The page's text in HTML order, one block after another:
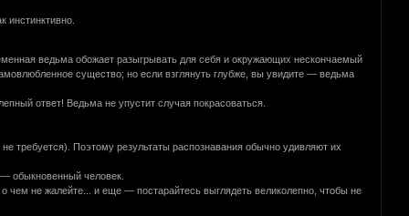
инстинктивно.
ведьма обожает разыгрывать для себя и окружающих нескончаемый
существо; но если взглянуть глубже, вы увидите — ведьма
ответ! Ведьма не упустит случая покрасоваться.
требуется). Поэтому результаты распознавания обычно удивляют их
обыкновенный человек.
чем не жалейте... и еще — постарайтесь выглядеть великолепно, чтобы не